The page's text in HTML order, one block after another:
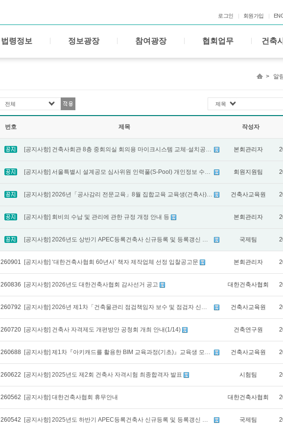
로그인 회원가입
법령정보 정보광장 참여광장 협회업무 건축
> 알
전체 제목
번호 제목 작성자
[공지사항] 건축사회관 8층 중회의실 회의용 마이크시스템 교체·설치공사 용역 업체선정 입찰공고 본회관리자
[공지사항] 서울특별시 설계공모 심사위원 인력풀(S-Pool) 개인정보 수집·이용 동의 안내 회원지원팀
[공지사항] 2026년「공사감리 전문교육」8월 집합교육 교육생(건축사) 모집 안내 건축사교육원
[공지사항] 회비의 수납 및 관리에 관한 규정 개정 안내 등 본회관리자
[공지사항] 2026년도 상반기 APEC등록건축사 신규등록 및 등록갱신 결과 발표 국제팀
260901 [공지사항] ‘대한건축사협회 60년사’ 책자 제작업체 선정 입찰공고문 본회관리자
260836 [공지사항] 2026년도 대한건축사협회 감사선거 공고 대한건축사협회
260792 [공지사항] 2026년 제1차「건축물관리 점검책임자 보수 및 점검자 신규/보수교육」교육생 모집공고 건축사교육원
260720 [공지사항] 건축사 자격제도 개편방안 공청회 개최 안내(1/14) 건축연구원
260688 [공지사항] 제1차『아키캐드를 활용한 BIM 교육과정(기초)』교육생 모집공고 건축사교육원
260622 [공지사항] 2025년도 제2회 건축사 자격시험 최종합격자 발표 시험팀
260562 [공지사항] 대한건축사협회 휴무안내 대한건축사협회
260542 [공지사항] 2025년도 하반기 APEC등록건축사 신규등록 및 등록갱신 결과 발표 국제팀